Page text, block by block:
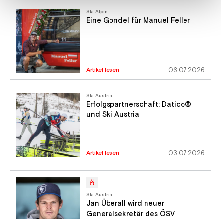
Ski Alpin
Eine Gondel für Manuel Feller
Artikel lesen 06.07.2026
Ski Austria
Erfolgspartnerschaft: Datico®
und Ski Austria
Artikel lesen 03.07.2026
Ski Austria
Jan Überall wird neuer
Generalsekretär des ÖSV